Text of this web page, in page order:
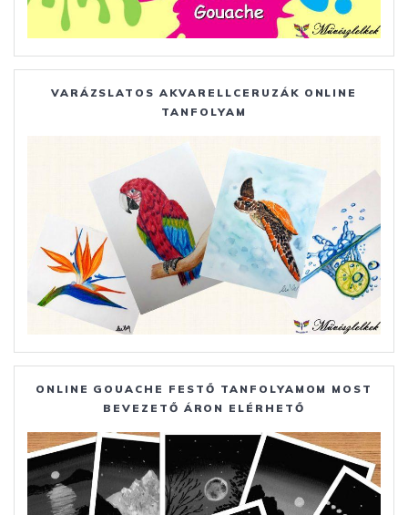
VARÁZSLATOS AKVARELLCERUZÁK ONLINE
TANFOLYAM
ONLINE GOUACHE FESTŐ TANFOLYAMOM MOST
BEVEZETŐ ÁRON ELÉRHETŐ